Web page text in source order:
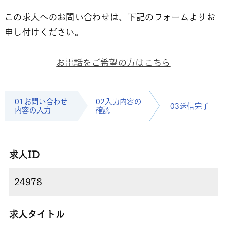
この求人へのお問い合わせは、下記のフォームよりお
申し付けください。
お電話をご希望の方はこちら
01お問い合わせ
内容の入力
02入力内容の
確認
03送信完了
求人ID
求人タイトル